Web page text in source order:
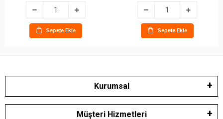
Sepete Ekle Sepete Ekle
Kurumsal
Müşteri Hizmetleri